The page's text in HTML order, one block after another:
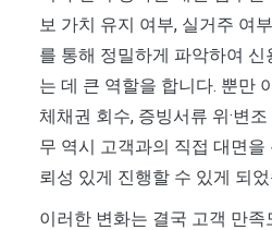
보 가치 유지 여부, 실거주 여
를 통해 정밀하게 파악하여
는 데 큰 역할을 합니다. 뿐만
체채권 회수, 증빙서류 위·변
무 역시 고객과의 직접 대면을
뢰성 있게 진행할 수 있게 되
이러한 변화는 결국 고객 만